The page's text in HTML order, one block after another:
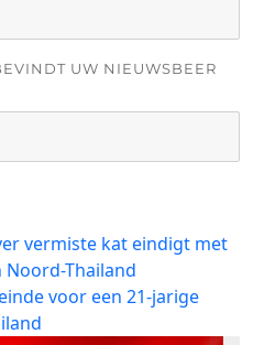
UW NIEUWSBEER
vermiste kat eindigt met
Thailand
voor een 21-jarige